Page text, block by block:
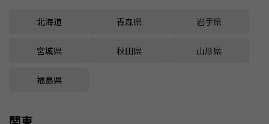
北海道 青森県 岩手県
宮城県 秋田県 山形県
福島県